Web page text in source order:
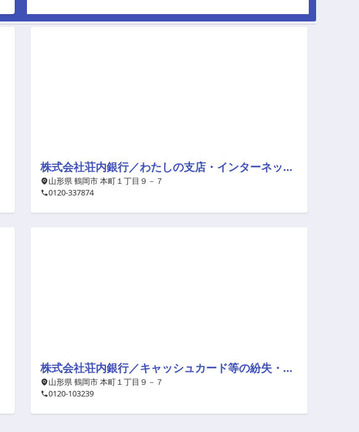
株式会社荘内銀行／わたしの支店・インターネット支店
山形県 鶴岡市 本町１丁目９－７
0120-337874
株式会社荘内銀行／キャッシュカード等の紛失・盗難ご連絡先
山形県 鶴岡市 本町１丁目９－７
0120-103239